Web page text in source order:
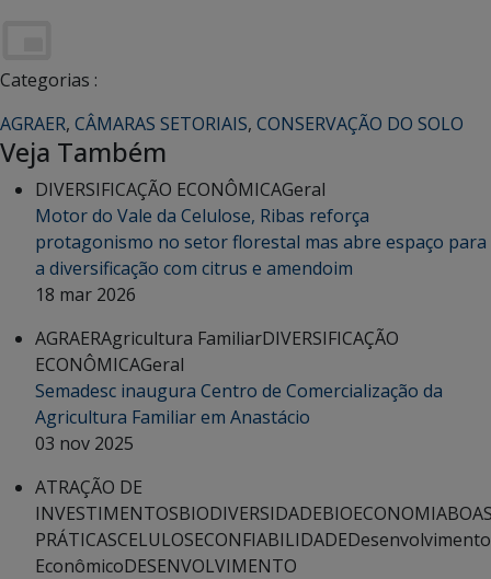
Categorias :
AGRAER, CÂMARAS SETORIAIS, CONSERVAÇÃO DO SOLO
Veja Também
DIVERSIFICAÇÃO ECONÔMICAGeral
Motor do Vale da Celulose, Ribas reforça
protagonismo no setor florestal mas abre espaço para
a diversificação com citrus e amendoim
18 mar 2026
AGRAERAgricultura FamiliarDIVERSIFICAÇÃO
ECONÔMICAGeral
Semadesc inaugura Centro de Comercialização da
Agricultura Familiar em Anastácio
03 nov 2025
ATRAÇÃO DE
INVESTIMENTOSBIODIVERSIDADEBIOECONOMIA
PRÁTICASCELULOSECONFIABILIDADEDesenvolvimento
EconômicoDESENVOLVIMENTO